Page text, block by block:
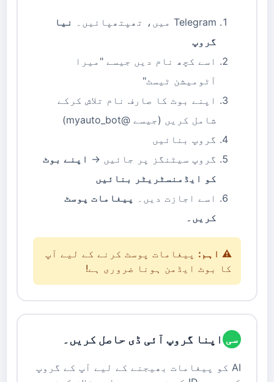
Telegram میں، تھپتھپائیں۔
نیا
گروپ
اسے کچھ نام دیں جیسے "میرا
آٹومیشن ٹیسٹ"
اپنے بوٹ کا صارف نام تلاش کرکے
شامل کریں (جیسے @myauto_bot)
گروپ بنائیں
گروپ سیٹنگز پر جائیں → اپنے بوٹ
کو ایڈمنسٹریٹر بنائیں
اسے اجازت دیں۔ پیغامات پوسٹ
کریں۔
⚠️ اہم: پیغامات پوسٹ کرنے کے لیے آپ
کا بوٹ ایڈمن ہونا ضروری ہے!
سی اپنا گروپ آئی ڈی حاصل کریں۔
AI کو پیغامات بھیجنے کے لیے آپ کے گروپ